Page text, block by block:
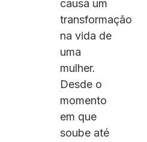
causa um
transformação
na vida de
uma
mulher.
Desde o
momento
em que
soube até